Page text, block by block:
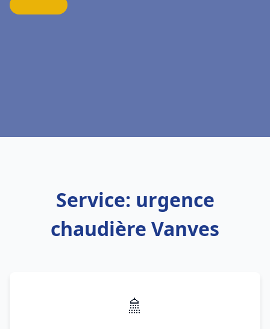
Service: urgence
chaudière Vanves
🚿